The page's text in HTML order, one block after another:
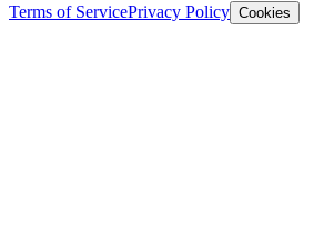
Terms of ServicePrivacy Policy Cookies